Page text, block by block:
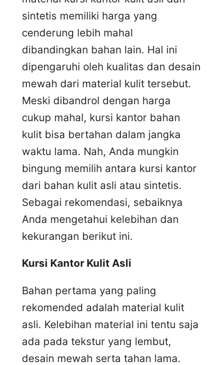
sintetis memiliki harga yang
cenderung lebih mahal
dibandingkan bahan lain. Hal ini
dipengaruhi oleh kualitas dan desain
mewah dari material kulit tersebut.
Meski dibandrol dengan harga
cukup mahal, kursi kantor bahan
kulit bisa bertahan dalam jangka
waktu lama. Nah, Anda mungkin
bingung memilih antara kursi kantor
dari bahan kulit asli atau sintetis.
Sebagai rekomendasi, sebaiknya
Anda mengetahui kelebihan dan
kekurangan berikut ini.
Kursi Kantor Kulit Asli
Bahan pertama yang paling
rekomended adalah material kulit
asli. Kelebihan material ini tentu saja
ada pada tekstur yang lembut,
desain mewah serta tahan lama.